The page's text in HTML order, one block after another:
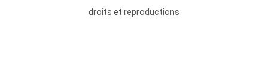
droits et reproductions